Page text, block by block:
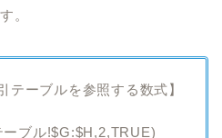
。
テーブルを参照する数式】
ブル!$G:$H,2,TRUE)